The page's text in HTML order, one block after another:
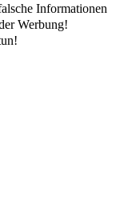
Informationen
Werbung!